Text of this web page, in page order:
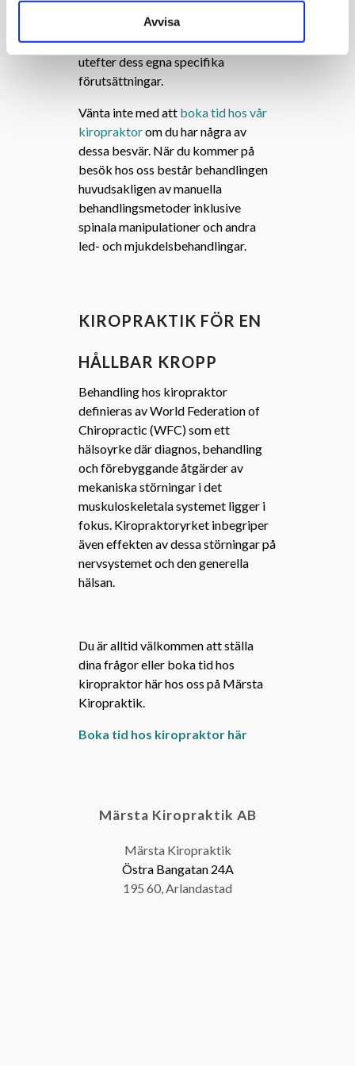
Avvisa
framgångsrikt behandla patienter,
med snabbt märkbara förbättringar.
Vi behandlar alltid varje patient
utefter dess egna specifika
förutsättningar.
Vänta inte med att boka tid hos vår
kiropraktorom du har några av
dessa besvär. När du kommer på
besök hos oss består behandlingen
huvudsakligen av manuella
behandlingsmetoder inklusive
spinala manipulationer och andra
led- och mjukdelsbehandlingar.
KIROPRAKTIK FÖR EN
HÅLLBAR KROPP
Behandling hos kiropraktor
definieras av World Federation of
Chiropractic (WFC) som ett
hälsoyrke där diagnos, behandling
och förebyggande åtgärder av
mekaniska störningar i det
muskuloskeletala systemet ligger i
fokus. Kiropraktoryrket inbegriper
även effekten av dessa störningar på
nervsystemet och den generella
hälsan.
Du är alltid välkommen att ställa
dina frågor eller boka tid hos
kiropraktor här hos oss på Märsta
Kiropraktik.
Boka tid hos kiropraktor här
Märsta Kiropraktik AB
Märsta Kiropraktik
Östra Bangatan 24A
195 60, Arlandastad